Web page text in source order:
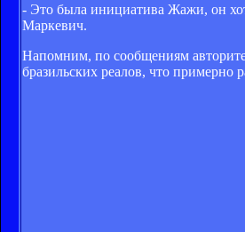
- Это была инициатива Жажи, он
Маркевич.
Напомним, по сообщениям
бразильских реалов, что примерно